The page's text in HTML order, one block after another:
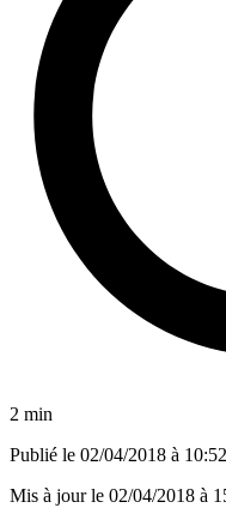
2 min
Publié le 02/04/2018 à 10:52
Mis à jour le 02/04/2018 à